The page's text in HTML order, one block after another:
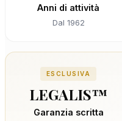
Anni di attività
Dal 1962
ESCLUSIVA
LEGALIS™
Garanzia scritta